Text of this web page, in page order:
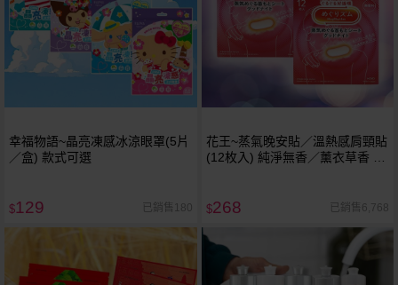
幸福物語~晶亮凍感冰涼眼罩(5片
／盒) 款式可選
$129 已銷售180
花王~蒸氣晚安貼／溫熱感肩頸貼
(12枚入) 純淨無香／薰衣草香 款
$268 已銷售6,768